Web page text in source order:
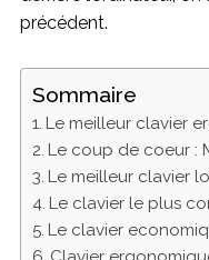
précédent.
Sommaire
Le meilleur clavier
Le coup de coeur :
Le meilleur clavier
Le clavier le plus
Le clavier